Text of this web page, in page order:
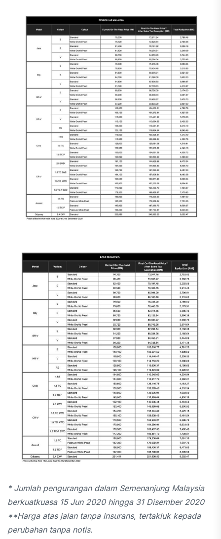
* Jumlah pengurangan dalam Semenanjung Malaysia
berkuatkuasa 15 Jun 2020 hingga 31 Disember 2020
**Harga atas jalan tanpa insurans, tertakluk kepada
perubahan tanpa notis.